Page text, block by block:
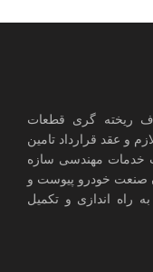
ریخته گری قطعات
و عقد قرارداد تامین
خدمات مهندسی سازه
صنعت خودرو پیوست و
راه اندازی و تکمیل